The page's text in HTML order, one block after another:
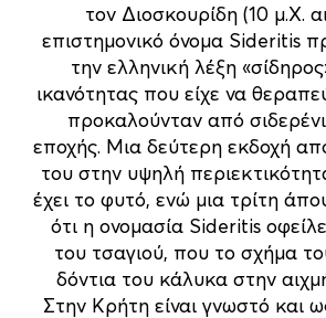
τον Διοσκουρίδη (10 μ.Χ.
επιστημονικό όνομα Sideritis
την ελληνική λέξη
ικανότητας που είχε να
προκαλούνταν από
εποχής. Μια δεύτερη εκδοχή
του στην υψηλή
έχει το φυτό, ενώ μια τρίτη
ότι η ονομασία Sideritis
του τσαγιού, που το σχήμα
δόντια του κάλυκα στην
Στην Κρήτη είναι γνωστό και